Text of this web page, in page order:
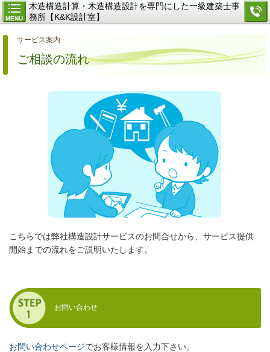
MENU
木造構造計算・木造構造設計を専門にした一級建築士事
務所【K&K設計室】
サービス案内
ご相談の流れ
こちらでは弊社構造設計サービスのお問合せから、 サービス提供
開始までの流れをご説明いたします。
お問い合わせ
お問い合わせページでお客様情報を入力下さい。